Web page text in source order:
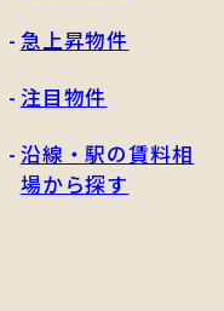
急上昇物件
注目物件
沿線・駅の賃料相
場から探す